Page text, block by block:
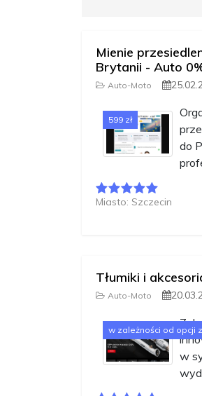
Mienie
Brytanii - Auto
Auto-Moto
599 zł
do
Miasto: Szczecin
Tłumiki i
Auto-Moto
w zależności od opcji
w